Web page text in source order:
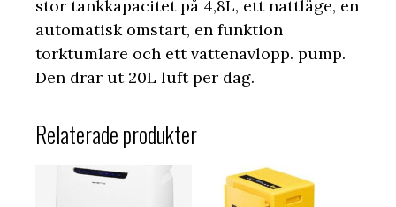
stor tankkapacitet på 4,8L, ett nattläge, en
automatisk omstart, en funktion
torktumlare och ett vattenavlopp. pump.
Den drar ut 20L luft per dag.
Relaterade produkter